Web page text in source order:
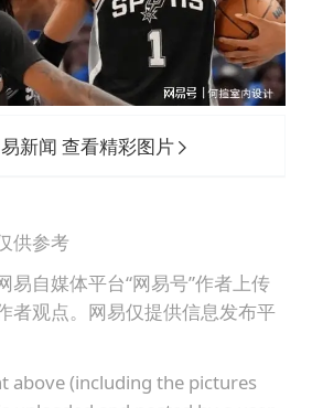
新闻 查看精彩图片
供参考
易自媒体平台“网易号”作者上传
者观点。网易仅提供信息发布平
above (including the pictures